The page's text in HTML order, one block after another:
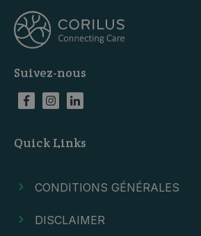
Suivez-nous
Quick Links
CONDITIONS GÉNÉRALES
DISCLAIMER